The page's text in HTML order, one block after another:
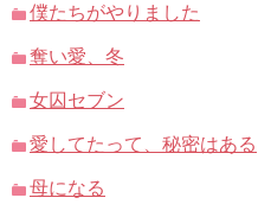
僕たちがやりました
奪い愛、冬
女囚セブン
愛してたって、秘密はある
母になる